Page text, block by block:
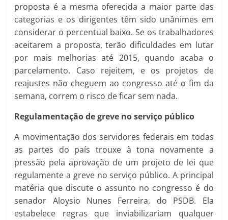
proposta é a mesma oferecida a maior parte das
categorias e os dirigentes têm sido unânimes em
considerar o percentual baixo. Se os trabalhadores
aceitarem a proposta, terão dificuldades em lutar
por mais melhorias até 2015, quando acaba o
parcelamento. Caso rejeitem, e os projetos de
reajustes não cheguem ao congresso até o fim da
semana, correm o risco de ficar sem nada.
Regulamentação de greve no serviço público
A movimentação dos servidores federais em todas
as partes do país trouxe à tona novamente a
pressão pela aprovação de um projeto de lei que
regulamente a greve no serviço público. A principal
matéria que discute o assunto no congresso é do
senador Aloysio Nunes Ferreira, do PSDB. Ela
estabelece regras que inviabilizariam qualquer